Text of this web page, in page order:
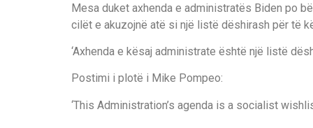
Mesa duket axhenda e administratës Biden po
cilët e akuzojnë atë si një listë dëshirash për të
‘Axhenda e kësaj administrate është një listë
Postimi i plotë i Mike Pompeo:
‘This Administration’s agenda is a socialist